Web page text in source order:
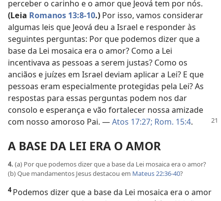
perceber o carinho e o amor que Jeová tem por nós.
(Leia Romanos 13:8-10.) Por isso, vamos considerar
algumas leis que Jeová deu a Israel e responder às
seguintes perguntas: Por que podemos dizer que a
base da Lei mosaica era o amor? Como a Lei
incentivava as pessoas a serem justas? Como os
anciãos e juízes em Israel deviam aplicar a Lei? E que
pessoas eram especialmente protegidas pela Lei? As
respostas para essas perguntas podem nos dar
consolo e esperança e vão fortalecer nossa amizade
com nosso amoroso Pai. —Atos 17:27; Rom. 15:4.
A BASE DA LEI ERA O AMOR
4. (a) Por que podemos dizer que a base da Lei mosaica era o amor?
(b) Que mandamentos Jesus destacou em Mateus 22:36-40?
4Podemos dizer que a base da Lei mosaica era o amor